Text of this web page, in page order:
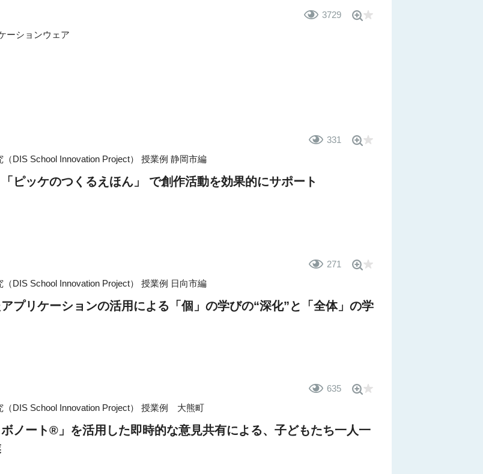
3729
ーションウェア
331
DIS School Innovation Project） 授業例 静岡市編
ピッケのつくるえほん」 で創作活動を効果的にサポート
271
DIS School Innovation Project） 授業例 日向市編
プリケーションの活用による「個」の学びの“深化”と「全体」の学
635
DIS School Innovation Project） 授業例 大熊町
ノート®」を活用した即時的な意見共有による、子どもたち一人一